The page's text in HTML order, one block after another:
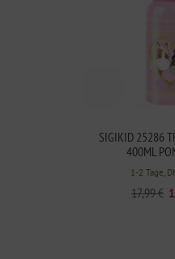
SIGIKID 25286
400ML
1-2 Tage,
17,99 €